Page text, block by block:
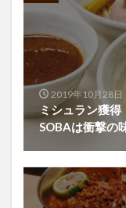
2019年10月28日
ミシュラン獲得
SOBAは衝撃の